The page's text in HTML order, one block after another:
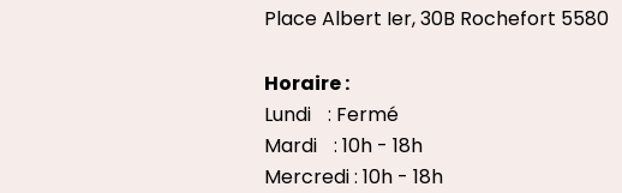
Place Albert Ier, 30B Rochefort 5580
Horaire :
Lundi : Fermé
Mardi : 10h - 18h
Mercredi : 10h - 18h